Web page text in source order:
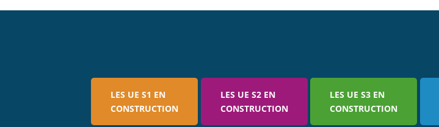
LES UE S1 EN
CONSTRUCTION
LES UE S2 EN
CONSTRUCTION
LES UE S3 EN
CONSTRUCTION